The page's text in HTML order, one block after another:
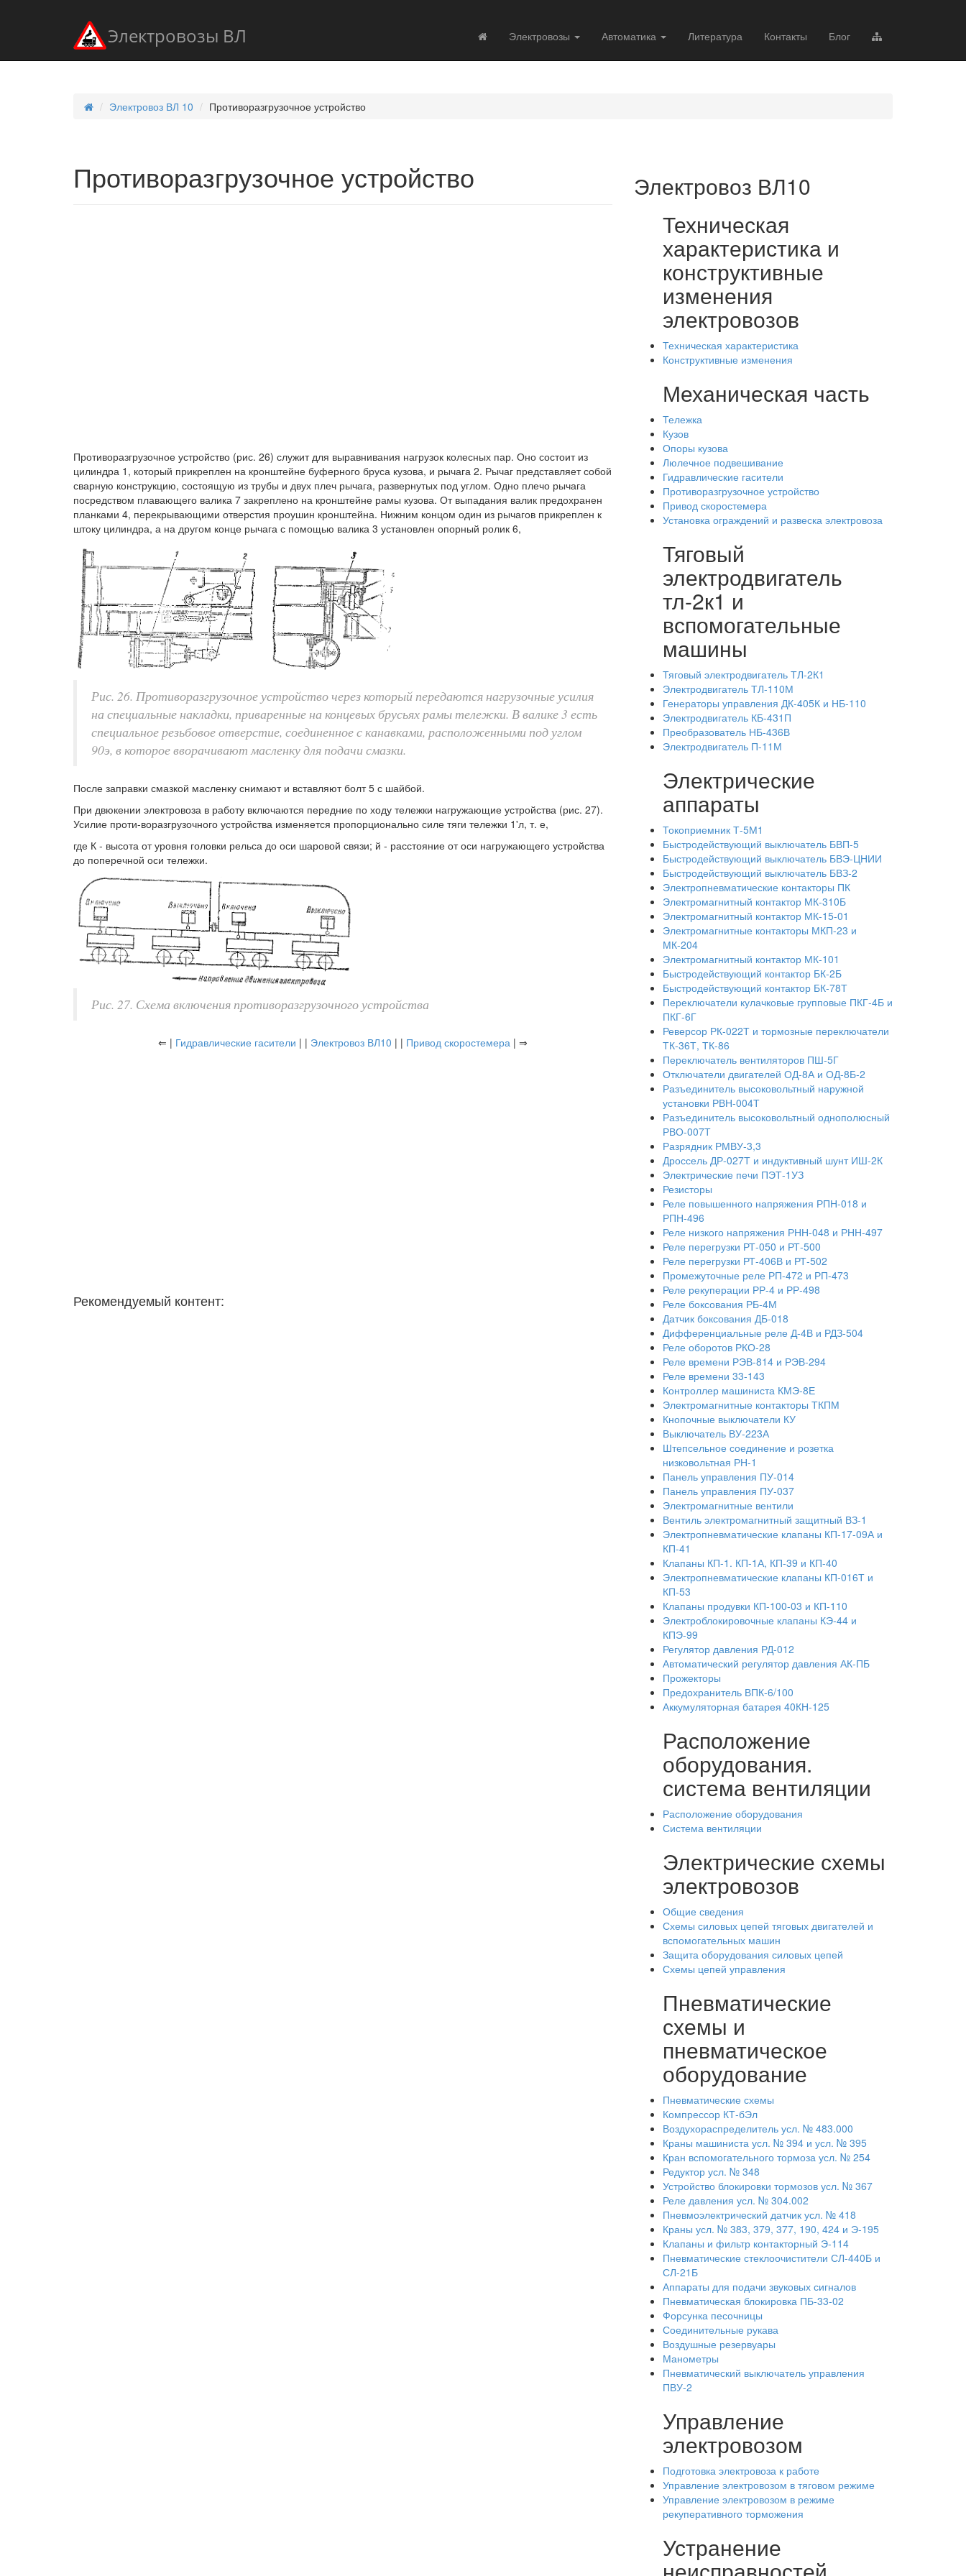
Электровозы ВЛ Электровозы Автоматика Литература Контакты Блог
Электровоз ВЛ 10 Противоразгрузочное устройство
Противоразгрузочное устройство
Противоразгрузочное устройство (рис. 26) служит для выравнивания нагрузок колесных пар. Оно состоит из
цилиндра 1, который прикреплен на кронштейне буферного бруса кузова, и рычага 2. Рычаг представляет собой
сварную конструкцию, состоящую из трубы и двух плеч рычага, развернутых под углом. Одно плечо рычага
посредством плавающего валика 7 закреплено на кронштейне рамы кузова. От выпадания валик предохранен
планками 4, перекрывающими отверстия проушин кронштейна. Нижним концом один из рычагов прикреплен к
штоку цилиндра, а на другом конце рычага с помощью валика 3 установлен опорный ролик 6,
Рис. 26. Противоразгрузочное устройство через который передаются нагрузочные усилия
на специальные накладки, приваренные на концевых брусьях рамы тележки. В валике 3 есть
специальное резьбовое отверстие, соединенное с канавками, расположенными под углом
90э, в которое вворачивают масленку для подачи смазки.
После заправки смазкой масленку снимают и вставляют болт 5 с шайбой.
При двюкении электровоза в работу включаются передние по ходу тележки нагружающие устройства (рис. 27).
Усилие проти-воразгрузочного устройства изменяется пропорционально силе тяги тележки 1'л, т. е,
где К - высота от уровня головки рельса до оси шаровой связи; й - расстояние от оси нагружающего устройства
до поперечной оси тележки.
Рис. 27. Схема включения противоразгрузочного устройства
⇐ | Гидравлические гасители | | Электровоз ВЛ10 | | Привод скоростемера | ⇒
Рекомендуемый контент:
Электровоз ВЛ10
Техническая
характеристика и
конструктивные
изменения
электровозов
Техническая характеристика
Конструктивные изменения
Механическая часть
Тележка
Кузов
Опоры кузова
Люлечное подвешивание
Гидравлические гасители
Противоразгрузочное устройство
Привод скоростемера
Установка ограждений и развеска электровоза
Тяговый
электродвигатель
тл-2к1 и
вспомогательные
машины
Тяговый электродвигатель ТЛ-2К1
Электродвигатель ТЛ-110М
Генераторы управления ДК-405К и НБ-110
Электродвигатель КБ-431П
Преобразователь НБ-436В
Электродвигатель П-11М
Электрические
аппараты
Токоприемник Т-5М1
Быстродействующий выключатель БВП-5
Быстродействующий выключатель БВЭ-ЦНИИ
Быстродействующий выключатель БВЗ-2
Электропневматические контакторы ПК
Электромагнитный контактор МК-310Б
Электромагнитный контактор МК-15-01
Электромагнитные контакторы МКП-23 и
МК-204
Электромагнитный контактор МК-101
Быстродействующий контактор БК-2Б
Быстродействующий контактор БК-78Т
Переключатели кулачковые групповые ПКГ-4Б и
ПКГ-6Г
Реверсор РК-022Т и тормозные переключатели
ТК-36Т, ТК-86
Переключатель вентиляторов ПШ-5Г
Отключатели двигателей ОД-8А и ОД-8Б-2
Разъединитель высоковольтный наружной
установки РВН-004Т
Разъединитель высоковольтный однополюсный
РВО-007Т
Разрядник РМВУ-3,3
Дроссель ДР-027Т и индуктивный шунт ИШ-2К
Электрические печи ПЭТ-1УЗ
Резисторы
Реле повышенного напряжения РПН-018 и
РПН-496
Реле низкого напряжения РНН-048 и РНН-497
Реле перегрузки РТ-050 и РТ-500
Реле перегрузки РТ-406В и РТ-502
Промежуточные реле РП-472 и РП-473
Реле рекуперации РР-4 и РР-498
Реле боксования РБ-4М
Датчик боксования ДБ-018
Дифференциальные реле Д-4В и РДЗ-504
Реле оборотов РКО-28
Реле времени РЭВ-814 и РЭВ-294
Реле времени 33-143
Контроллер машиниста КМЭ-8Е
Электромагнитные контакторы ТКПМ
Кнопочные выключатели КУ
Выключатель ВУ-223А
Штепсельное соединение и розетка
низковольтная РН-1
Панель управления ПУ-014
Панель управления ПУ-037
Электромагнитные вентили
Вентиль электромагнитный защитный ВЗ-1
Электропневматические клапаны КП-17-09А и
КП-41
Клапаны КП-1. КП-1А, КП-39 и КП-40
Электропневматические клапаны КП-016Т и
КП-53
Клапаны продувки КП-100-03 и КП-110
Электроблокировочные клапаны КЭ-44 и
КПЭ-99
Регулятор давления РД-012
Автоматический регулятор давления АК-ПБ
Прожекторы
Предохранитель ВПК-6/100
Аккумуляторная батарея 40КН-125
Расположение
оборудования.
система вентиляции
Расположение оборудования
Система вентиляции
Электрические схемы
электровозов
Общие сведения
Схемы силовых цепей тяговых двигателей и
вспомогательных машин
Защита оборудования силовых цепей
Схемы цепей управления
Пневматические
схемы и
пневматическое
оборудование
Пневматические схемы
Компрессор КТ-бЭл
Воздухораспределитель усл. № 483.000
Краны машиниста усл. № 394 и усл. № 395
Кран вспомогательного тормоза усл. № 254
Редуктор усл. № 348
Устройство блокировки тормозов усл. № 367
Реле давления усл. № 304.002
Пневмоэлектрический датчик усл. № 418
Краны усл. № 383, 379, 377, 190, 424 и Э-195
Клапаны и фильтр контакторный Э-114
Пневматические стеклоочистители СЛ-440Б и
СЛ-21Б
Аппараты для подачи звуковых сигналов
Пневматическая блокировка ПБ-33-02
Форсунка песочницы
Соединительные рукава
Воздушные резервуары
Манометры
Пневматический выключатель управления
ПВУ-2
Управление
электровозом
Подготовка электровоза к работе
Управление электровозом в тяговом режиме
Управление электровозом в режиме
рекуперативного торможения
Устранение